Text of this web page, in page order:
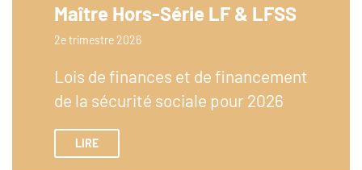
Maître Hors-Série LF & LFSS
2e trimestre 2026
Lois de finances et de financement
de la sécurité sociale pour 2026
LIRE